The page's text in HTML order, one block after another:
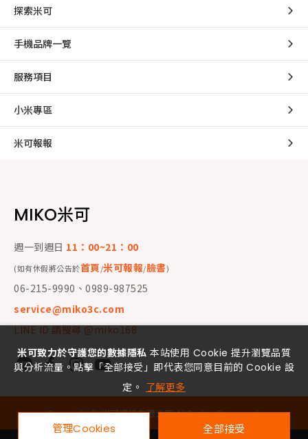
探索米可
手機品牌一覽
服務項目
小米專區
米可報報
MIKO米可
週一到週日 11：00~21：00
(如有休假將公告於首頁/米可報報/臉書)
06-215-9990、0989-987525
service@miko3c.com
LINE ID 請搜尋 @miko168
Copyright ©米可資訊有限公司All Rights Reserved.
米可致力於守護您的數據隱私 本站使用 Cookie 提升瀏覽品質
與分析流量。點擊「全部接受」即代表您同意目前的 Cookie 設
定。 了解更多
管理Cookies 全部接受